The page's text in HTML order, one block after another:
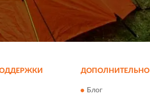
ДОПОЛНИТЕЛЬНО
Блог